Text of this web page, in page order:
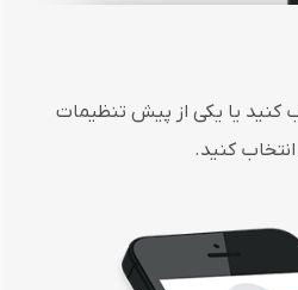
کنید یا یکی از پیش تنظیمات
کنید.